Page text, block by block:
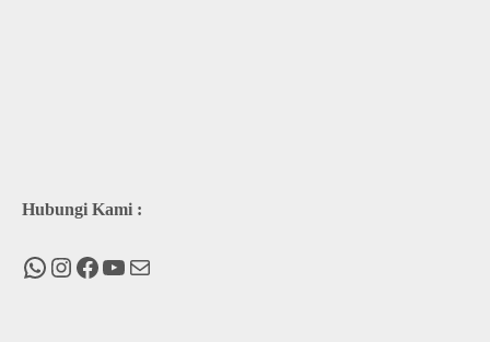
Hubungi Kami :
WhatsApp
Instagram
Facebook
You Tube
Mail